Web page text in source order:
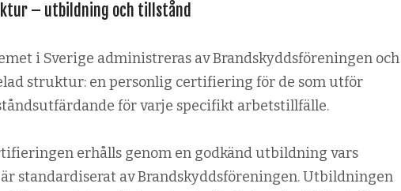
– utbildning och tillstånd
i Sverige administreras av Brandskyddsföreningen och
struktur: en personlig certifiering för de som utför
för varje specifikt arbets­tillfälle.
erhålls genom en godkänd utbildning vars
standardiserat av Brandskyddsföreningen. Utbildningen